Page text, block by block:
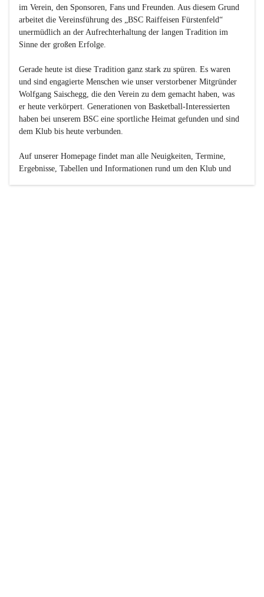
im Verein, den Sponsoren, Fans und Freunden. Aus diesem Grund
arbeitet die Vereinsführung des „BSC Raiffeisen Fürstenfeld“
unermüdlich an der Aufrechterhaltung der langen Tradition im
Sinne der großen Erfolge.
Gerade heute ist diese Tradition ganz stark zu spüren. Es waren
und sind engagierte Menschen wie unser verstorbener Mitgründer
Wolfgang Saischegg, die den Verein zu dem gemacht haben, was
er heute verkörpert. Generationen von Basketball-Interessierten
haben bei unserem BSC eine sportliche Heimat gefunden und sind
dem Klub bis heute verbunden.
Auf unserer Homepage findet man alle Neuigkeiten, Termine,
Ergebnisse, Tabellen und Informationen rund um den Klub und